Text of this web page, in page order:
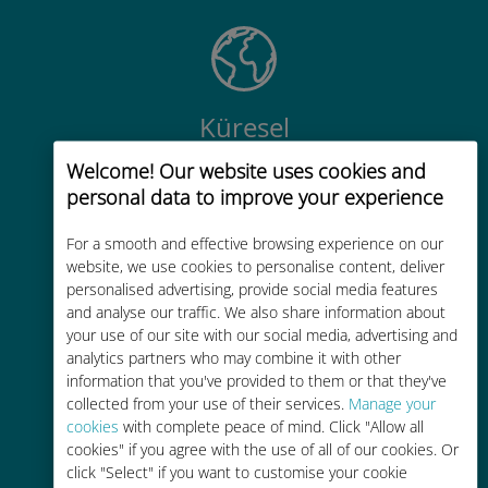
Welcome! Our website uses cookies and
personal data to improve your experience
For a smooth and effective browsing experience on our
website, we use cookies to personalise content, deliver
personalised advertising, provide social media features
and analyse our traffic. We also share information about
your use of our site with our social media, advertising and
analytics partners who may combine it with other
information that you've provided to them or that they've
collected from your use of their services. Manage your
cookies with complete peace of mind. Click "Allow all
cookies" if you agree with the use of all of our cookies. Or
click "Select" if you want to customise your cookie
Küresel
200'den fazla destinasyonda dünya
çapında yüksek kaliteli hücresel
bağlantı
Uygun maliyetli
Mevcut operatörünüzle dolaşım
ücretlerinden %90'a kadar daha
ucuz